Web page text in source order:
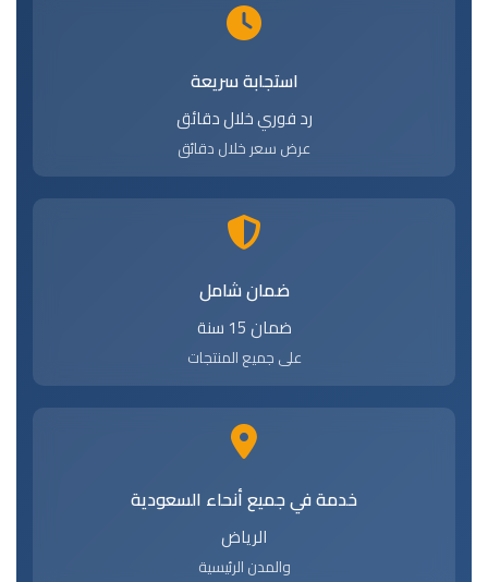
استجابة سريعة
رد فوري خلال دقائق
عرض سعر خلال دقائق
ضمان شامل
ضمان 15 سنة
على جميع المنتجات
خدمة في جميع أنحاء السعودية
الرياض
والمدن الرئيسية